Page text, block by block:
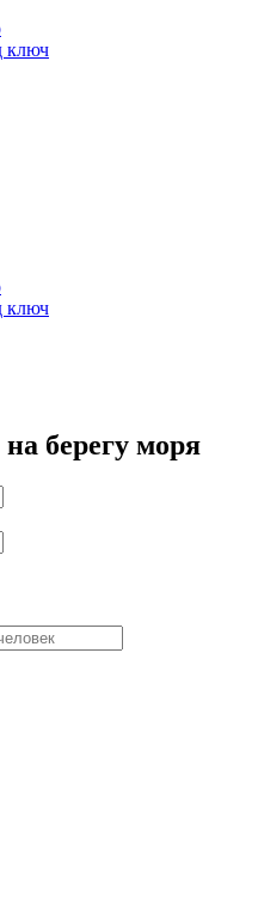
ключ
ключ
берегу моря